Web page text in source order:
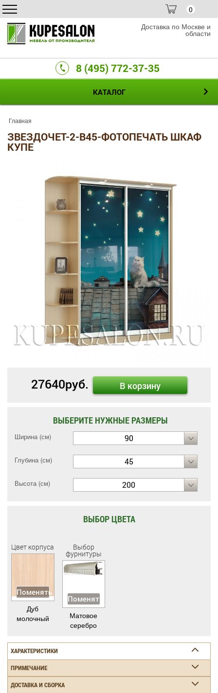
0
Доставка по Москве и
области
8 (495) 772-37-35
КАТАЛОГ
Главная
ЗВЕЗДОЧЕТ-2-B45-ФОТОПЕЧАТЬ ШКАФ
КУПЕ
27640руб. В корзину
ВЫБЕРИТЕ НУЖНЫЕ РАЗМЕРЫ
Ширина (см) 90
Глубина (см) 45
Высота (см) 200
ВЫБОР ЦВЕТА
Цвет корпуса
Поменять
Дуб
молочный
Выбор
фурнитуры
Поменять
Матовое
серебро
ХАРАКТЕРИСТИКИ
ПРИМЕЧАНИЕ
ДОСТАВКА И СБОРКА